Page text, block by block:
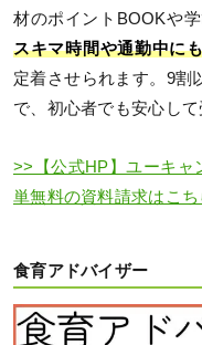
材のポイントBOOKや
スキマ時間や通勤中に
定着させられます。9割
で、初心者でも安心して
>>【公式HP】ユーキャ
単無料の資料請求はこち
食育アドバイザー